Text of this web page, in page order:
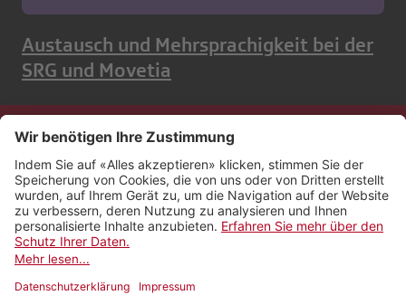
Austausch und Mehrsprachigkeit bei der
SRG und Movetia
Kontakt
Impressum
Rechtliches
Netiquette